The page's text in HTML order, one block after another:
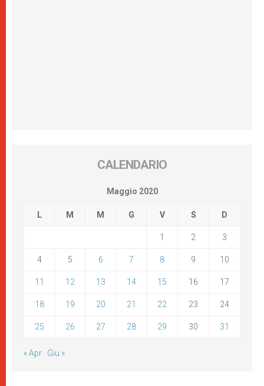
CALENDARIO
Maggio 2020
L M M G V S D
1 2 3
4 5 6 7 8 9 10
11 12 13 14 15 16 17
18 19 20 21 22 23 24
25 26 27 28 29 30 31
« Apr Giu »